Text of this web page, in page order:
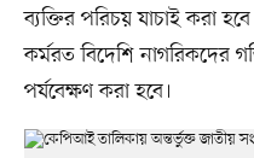
ব্যক্তির পরিচয় যাচাই করা
কর্মরত বিদেশি নাগরিকদের
পর্যবেক্ষণ করা হবে।